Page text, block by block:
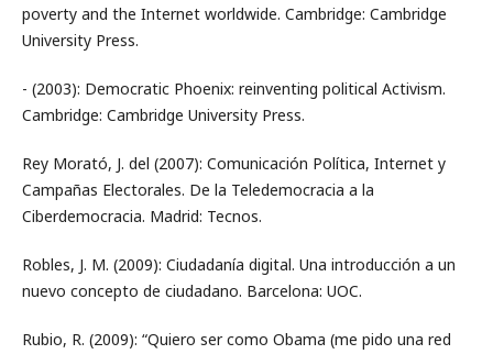
poverty and the Internet worldwide. Cambridge: Cambridge
University Press.
- (2003): Democratic Phoenix: reinventing political Activism.
Cambridge: Cambridge University Press.
Rey Morató, J. del (2007): Comunicación Política, Internet y
Campañas Electorales. De la Teledemocracia a la
Ciberdemocracia. Madrid: Tecnos.
Robles, J. M. (2009): Ciudadanía digital. Una introducción a un
nuevo concepto de ciudadano. Barcelona: UOC.
Rubio, R. (2009): “Quiero ser como Obama (me pido una red